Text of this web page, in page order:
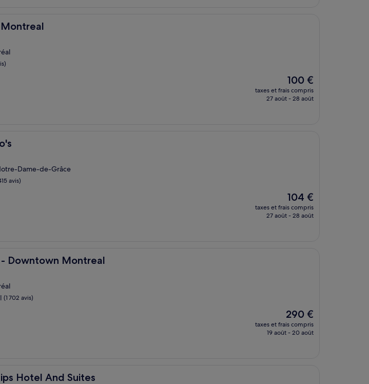
Le
nouveau
prix
100 €
taxes et frais compris
27 août - 28 août
Dame-de-Grâce
avis)
Le
nouveau
prix
104 €
taxes et frais compris
27 août - 28 août
Downtown Montreal
Montreal
(1 702 avis)
Le
nouveau
prix
290 €
taxes et frais compris
19 août - 20 août
Hotel And Suites
And Suites